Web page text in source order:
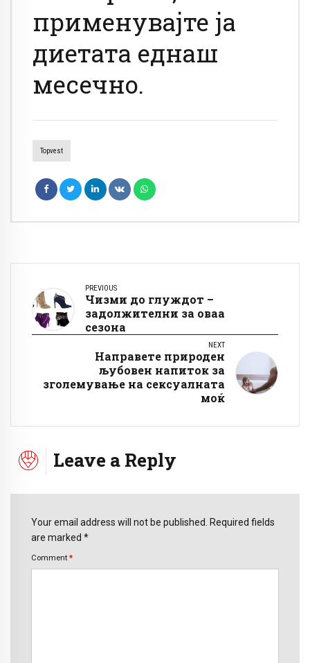
применувајте ја
диетата еднаш
месечно.
Topvest
PREVIOUS
Чизми до глуждот –
задолжителни за оваа
сезона
NEXT
Направете природен
љубовен напиток за
зголемување на сексуалната
моќ
Leave a Reply
Your email address will not be published. Required fields
are marked *
Comment *